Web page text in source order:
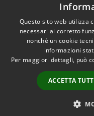
Dichiarazione di
RSS
Accessibilità
Questo sito web utilizza
necessari al corretto
nonché un cookie
informazioni
Per maggiori dettagli, può
ACCETTA